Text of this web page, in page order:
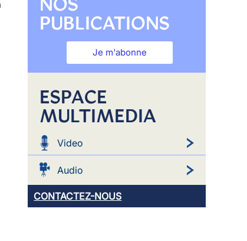
PUBLICATIONS
Je m'abonne
ESPACE
MULTIMEDIA
Video
Audio
CONTACTEZ-NOUS